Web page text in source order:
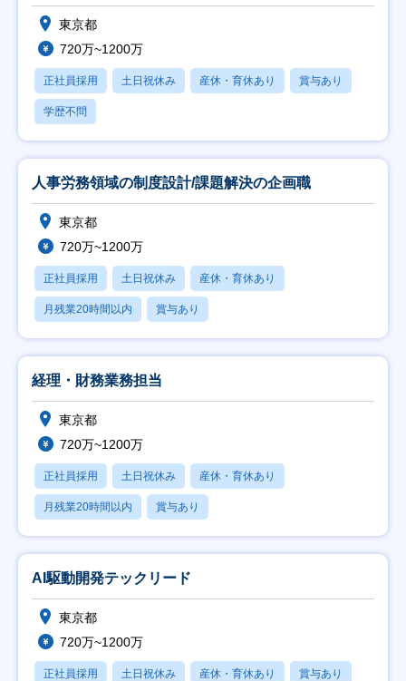
東京都
720万~1200万
正社員採用 土日祝休み 産休・育休あり 賞与あり
学歴不問
人事労務領域の制度設計/課題解決の企画職
東京都
720万~1200万
正社員採用 土日祝休み 産休・育休あり
月残業20時間以内 賞与あり
経理・財務業務担当
東京都
720万~1200万
正社員採用 土日祝休み 産休・育休あり
月残業20時間以内 賞与あり
AI駆動開発テックリード
東京都
720万~1200万
正社員採用 土日祝休み 産休・育休あり 賞与あり